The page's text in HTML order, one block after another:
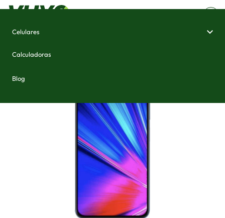
Celulares
Calculadoras
Blog